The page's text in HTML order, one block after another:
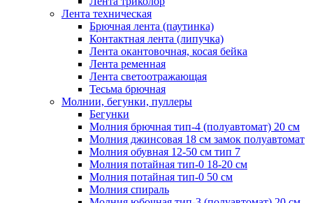
Лента техническая
Брючная лента (паутинка)
Контактная лента (липучка)
Лента окантовочная, косая бейка
Лента ременная
Лента светоотражающая
Тесьма брючная
Молнии, бегунки, пуллеры
Бегунки
Молния брючная тип-4 (полуавтомат) 20 см
Молния джинсовая 18 см замок полуавтомат
Молния обувная 12-50 см тип 7
Молния потайная тип-0 18-20 см
Молния потайная тип-0 50 см
Молния спираль